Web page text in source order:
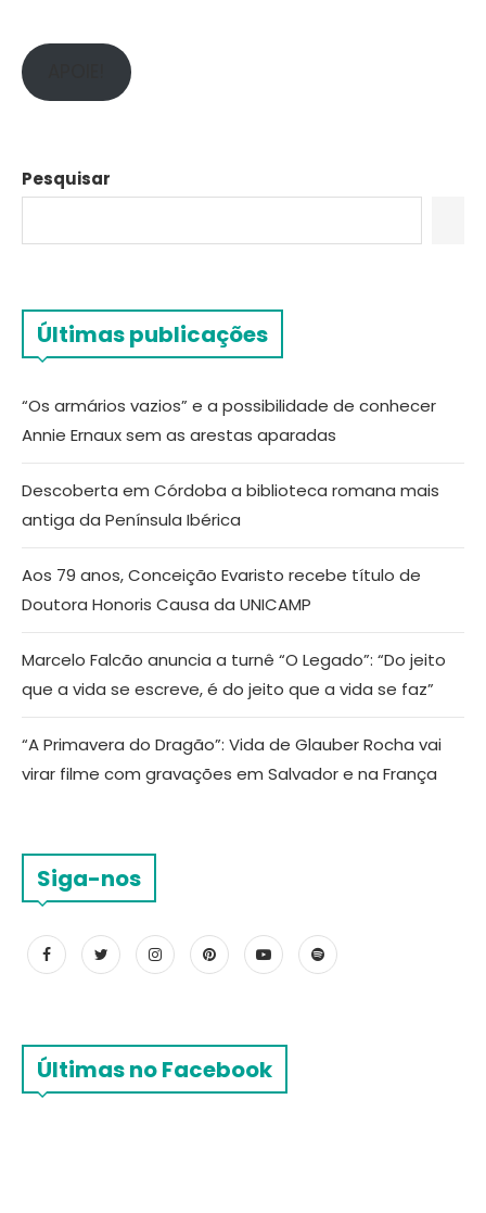
Pesquisar
Últimas publicações
“Os armários vazios” e a possibilidade de conhecer
Annie Ernaux sem as arestas aparadas
Descoberta em Córdoba a biblioteca romana mais
antiga da Península Ibérica
Aos 79 anos, Conceição Evaristo recebe título de
Doutora Honoris Causa da UNICAMP
Marcelo Falcão anuncia a turnê “O Legado”: “Do jeito
que a vida se escreve, é do jeito que a vida se faz”
“A Primavera do Dragão”: Vida de Glauber Rocha vai
virar filme com gravações em Salvador e na França
Siga-nos
Últimas no Facebook